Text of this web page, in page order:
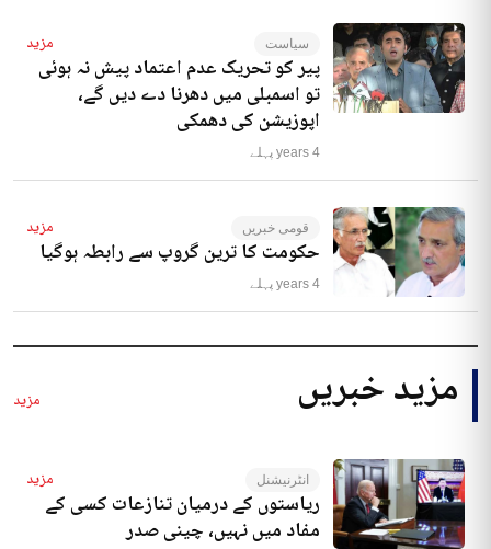
سیاست مزید
پیر کو تحریک عدم اعتماد پیش نہ ہوئی
تو اسمبلی میں دھرنا دے دیں گے،
اپوزیشن کی دھمکی
4 years پہلے
قومی خبریں مزید
حکومت کا ترین گروپ سے رابطہ ہوگیا
4 years پہلے
مزید خبریں مزید
انٹرنیشنل مزید
ریاستوں کے درمیان تنازعات کسی کے
مفاد میں نہیں، چینی صدر